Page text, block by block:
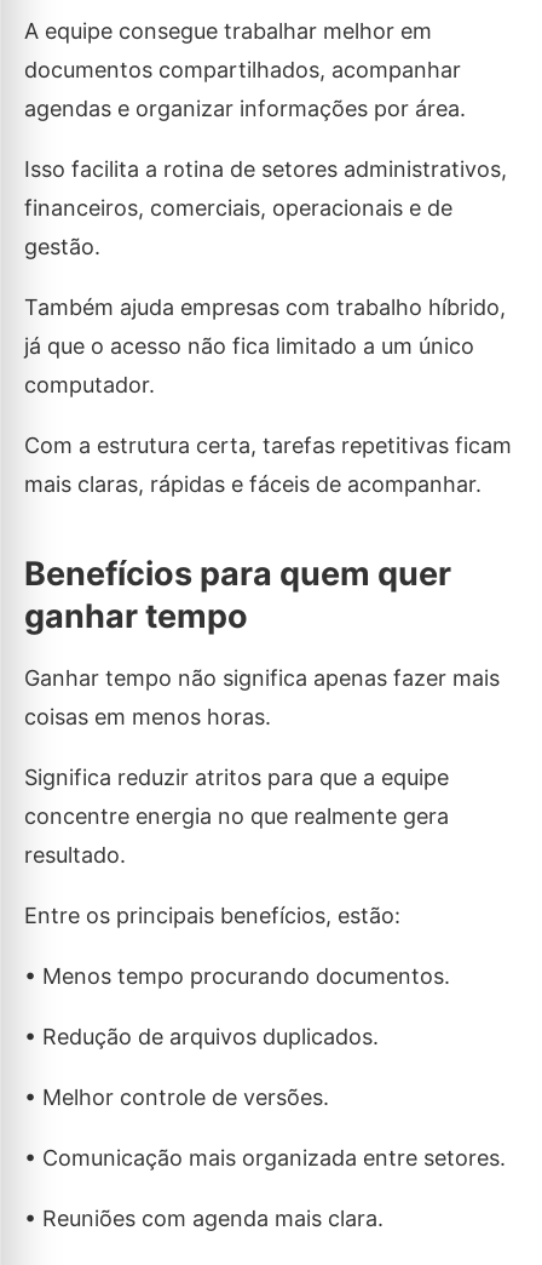
A equipe consegue trabalhar melhor em
documentos compartilhados, acompanhar
agendas e organizar informações por área.
Isso facilita a rotina de setores administrativos,
financeiros, comerciais, operacionais e de
gestão.
Também ajuda empresas com trabalho híbrido,
já que o acesso não fica limitado a um único
computador.
Com a estrutura certa, tarefas repetitivas ficam
mais claras, rápidas e fáceis de acompanhar.
Benefícios para quem quer
ganhar tempo
Ganhar tempo não significa apenas fazer mais
coisas em menos horas.
Significa reduzir atritos para que a equipe
concentre energia no que realmente gera
resultado.
Entre os principais benefícios, estão:
• Menos tempo procurando documentos.
• Redução de arquivos duplicados.
• Melhor controle de versões.
• Comunicação mais organizada entre setores.
• Reuniões com agenda mais clara.